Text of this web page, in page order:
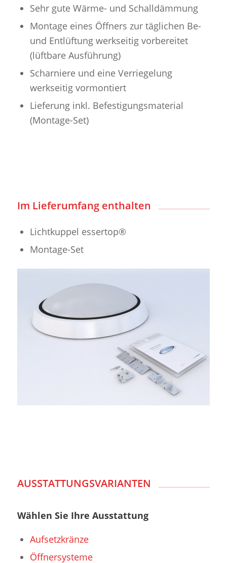
Sehr gute Wärme- und Schalldämmung
Montage eines Öffners zur täglichen Be-
und Entlüftung werkseitig vorbereitet
(lüftbare Ausführung)
Scharniere und eine Verriegelung
werkseitig vormontiert
Lieferung inkl. Befestigungsmaterial
(Montage-Set)
Im Lieferumfang enthalten
Lichtkuppel essertop®
Montage-Set
AUSSTATTUNGSVARIANTEN
Wählen Sie Ihre Ausstattung
Aufsetzkränze
Öffnersysteme